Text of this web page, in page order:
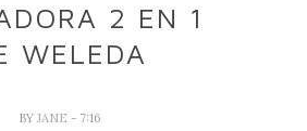
2 EN 1
WELEDA
BY JANE - 7:16